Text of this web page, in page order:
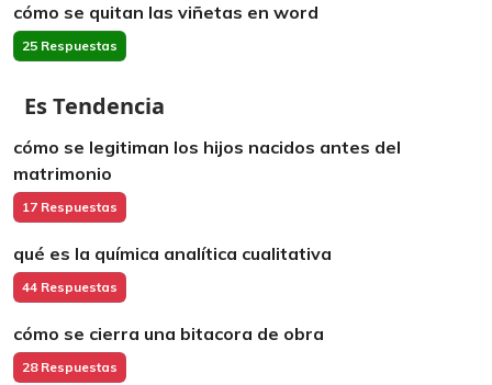
cómo se quitan las viñetas en word
25 Respuestas
Es Tendencia
cómo se legitiman los hijos nacidos antes del
matrimonio
17 Respuestas
qué es la química analítica cualitativa
44 Respuestas
cómo se cierra una bitacora de obra
28 Respuestas